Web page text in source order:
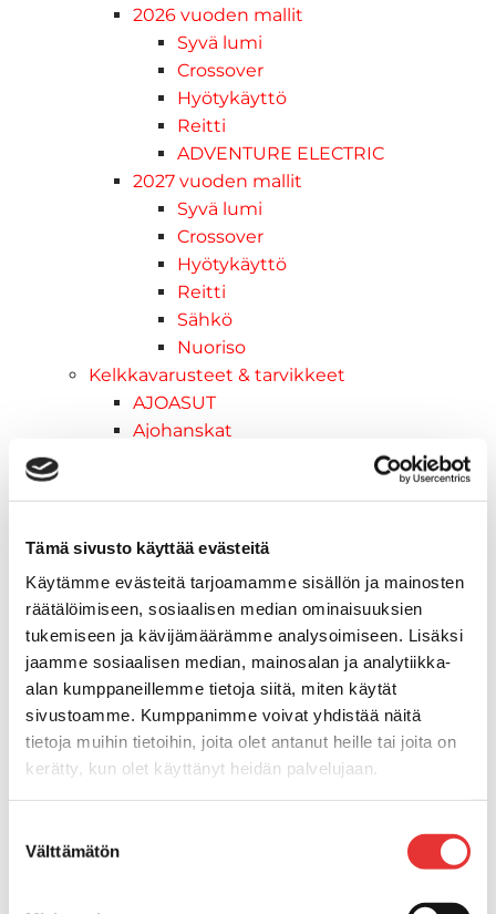
Tämä sivusto käyttää evästeitä
Käytämme evästeitä tarjoamamme sisällön ja mainosten
räätälöimiseen, sosiaalisen median ominaisuuksien
tukemiseen ja kävijämäärämme analysoimiseen. Lisäksi
jaamme sosiaalisen median, mainosalan ja analytiikka-
alan kumppaneillemme tietoja siitä, miten käytät
sivustoamme. Kumppanimme voivat yhdistää näitä
tietoja muihin tietoihin, joita olet antanut heille tai joita on
kerätty, kun olet käyttänyt heidän palvelujaan.
valinta
Välttämätön
2026 vuoden mallit
Syvä lumi
Crossover
Hyötykäyttö
Reitti
ADVENTURE ELECTRIC
2027 vuoden mallit
Syvä lumi
Crossover
Hyötykäyttö
Reitti
Sähkö
Nuoriso
Kelkkavarusteet & tarvikkeet
AJOASUT
Ajohanskat
Kengät
Lynx ajovarusteet
Ajohousut
Ajotakit
HAALARIT
Lynx vapaa-ajan asusteet
Lynx asusteet
Ski-Doo vapaa-ajan asusteet